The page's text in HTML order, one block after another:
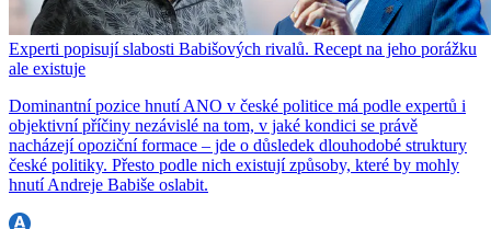
Experti popisují slabosti Babišových rivalů. Recept na jeho porážku
ale existuje
Dominantní pozice hnutí ANO v české politice má podle expertů i
objektivní příčiny nezávislé na tom, v jaké kondici se právě
nacházejí opoziční formace – jde o důsledek dlouhodobé struktury
české politiky. Přesto podle nich existují způsoby, které by mohly
hnutí Andreje Babiše oslabit.